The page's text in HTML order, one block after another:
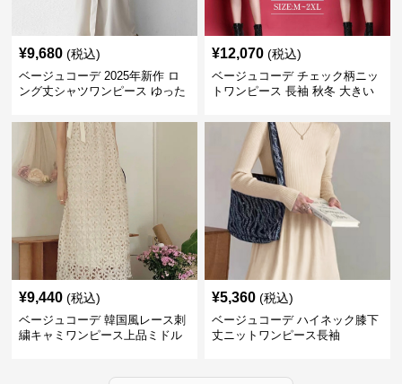
¥9,680 (税込)
ベージュコーデ 2025年新作 ロ
ング丈シャツワンピース ゆった
¥12,070 (税込)
ベージュコーデ チェック柄ニッ
トワンピース 長袖 秋冬 大きい
¥9,440 (税込)
ベージュコーデ 韓国風レース刺
繍キャミワンピース上品ミドル
¥5,360 (税込)
ベージュコーデ ハイネック膝下
丈ニットワンピース長袖